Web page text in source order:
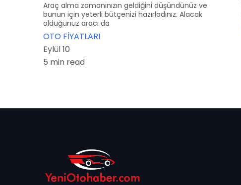
Araç alma zamanınızın geldiğini düşündünüz ve
bunun için yeterli bütçenizi hazırladınız. Alacak
olduğunuz aracı da
OTO FİYATLARI
Eylül 10
5 min read